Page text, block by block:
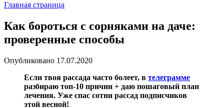
Главная страница
Как бороться с сорняками на даче:
проверенные способы
Опубликовано 17.07.2020
Если твоя рассада часто болеет, в телеграмме
разбираю топ-10 причин + даю пошаговый план
лечения. Уже спас сотни рассад подписчиков
этой весной!